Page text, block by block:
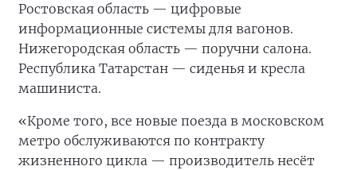
Ростовская область — цифровые
информационные системы для вагонов.
Нижегородская область — поручни салона.
Республика Татарстан — сиденья и кресла
машиниста.
«Кроме того, все новые поезда в московском
метро обслуживаются по контракту
жизненного цикла — производитель несёт